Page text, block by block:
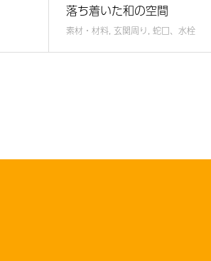
落ち着いた和の空間
素材・材料, 玄関周り, 蛇口、水栓